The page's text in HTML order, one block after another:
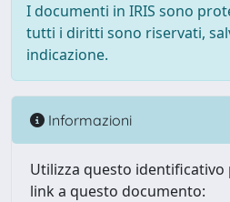
I documenti in IRIS sono
tutti i diritti sono riservati,
indicazione.
Informazioni
Utilizza questo
link a questo documento: